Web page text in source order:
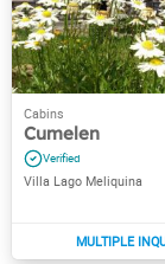
Cumelen
Villa Lago Meliquina